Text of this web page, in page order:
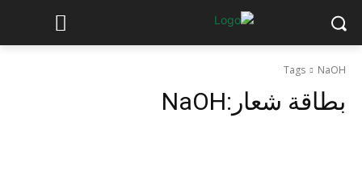
Tags NaOH
بطاقة شعار:NaOH